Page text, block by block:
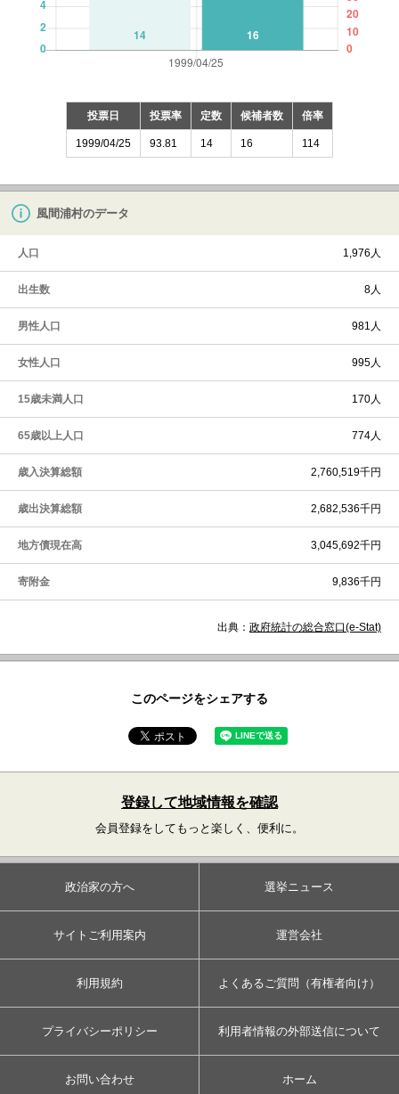
投票日 投票率 定数 候補者数 倍率
1999/04/25 93.81 14 16 114
風間浦村のデータ
人口 1,976人
出生数 8人
男性人口 981人
女性人口 995人
15歳未満人口 170人
65歳以上人口 774人
歳入決算総額 2,760,519千円
歳出決算総額 2,682,536千円
地方債現在高 3,045,692千円
寄附金 9,836千円
出典： 政府統計の総合窓口(e-Stat)
このページをシェアする
登録して地域情報を確認
会員登録をしてもっと楽しく、便利に。
政治家の方へ 選挙ニュース
サイトご利用案内 運営会社
利用規約 よくあるご質問（有権者向け）
プライバシーポリシー 利用者情報の外部送信について
お問い合わせ ホーム